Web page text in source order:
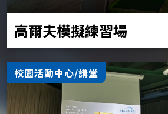
高爾夫模擬練習場
校園活動中心/講堂